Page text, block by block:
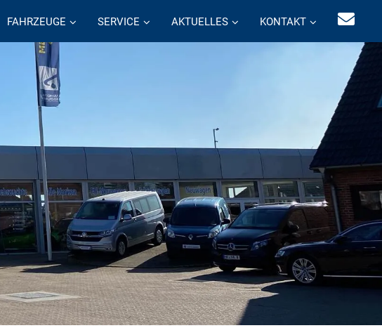
FAHRZEUGE SERVICE AKTUELLES KONTAKT